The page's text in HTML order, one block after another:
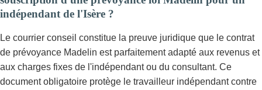
indépendant de l'Isère ?
Le courrier conseil constitue la preuve juridique que le contrat
de prévoyance Madelin est parfaitement adapté aux revenus et
aux charges fixes de l'indépendant ou du consultant. Ce
document obligatoire protège le travailleur indépendant contre